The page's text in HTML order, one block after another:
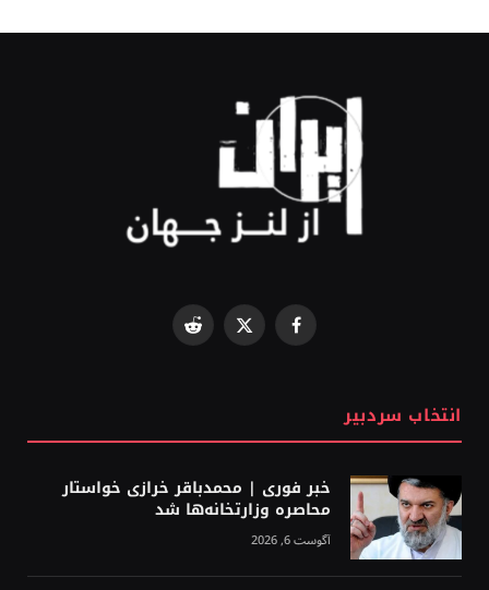
Facebook
X
Reddit
انتخاب سردبیر
خبر فوری | محمدباقر خرازی خواستار
محاصره وزارتخانه‌ها شد
آگوست 6, 2026